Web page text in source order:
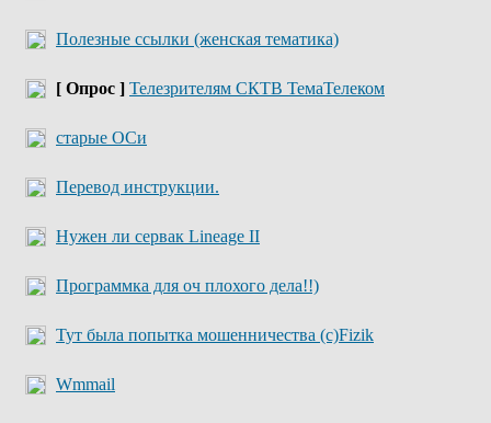
Полезные ссылки (женская тематика)
[ Опрос ] Телезрителям СКТВ ТемаТелеком
старые ОСи
Перевод инструкции.
Нужен ли сервак Lineage II
Программка для оч плохого дела!!)
Тут была попытка мошенничества (с)Fizik
Wmmail